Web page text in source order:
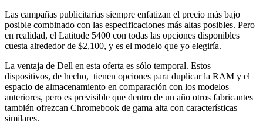
Las campañas publicitarias siempre enfatizan el precio más bajo
posible combinado con las especificaciones más altas posibles. Pero
en realidad, el Latitude 5400 con todas las opciones disponibles
cuesta alrededor de $2,100, y es el modelo que yo elegiría.
La ventaja de Dell en esta oferta es sólo temporal. Estos
dispositivos, de hecho, tienen opciones para duplicar la RAM y el
espacio de almacenamiento en comparación con los modelos
anteriores, pero es previsible que dentro de un año otros fabricantes
también ofrezcan Chromebook de gama alta con características
similares.